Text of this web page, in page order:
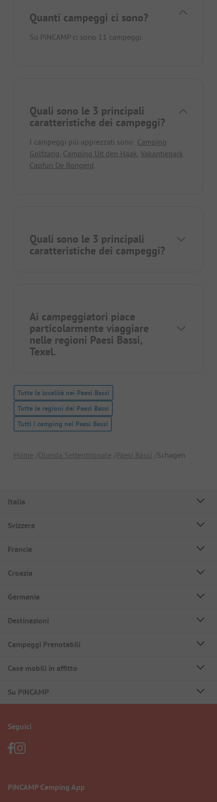
Quanti campeggi ci sono?
Su PiNCAMP ci sono 11 campeggi.
Quali sono le 3 principali
caratteristiche dei campeggi?
I campeggi più apprezzati sono: Camping
Golfzang, Camping Uit den Haak, Vakantiepark
Capfun De Bongerd.
Quali sono le 3 principali
caratteristiche dei campeggi?
Ai campeggiatori piace
particolarmente viaggiare
nelle regioni Paesi Bassi,
Texel.
Tutte le località nei Paesi Bassi
Tutte le regioni dei Paesi Bassi
Tutti i camping nei Paesi Bassi
Home Olanda Settentrionale Paesi Bassi Schagen
Italia
Svizzera
Francia
Croazia
Germania
Destinazioni
Campeggi Prenotabili
Case mobili in affitto
Su PiNCAMP
Seguici
PiNCAMP Camping App